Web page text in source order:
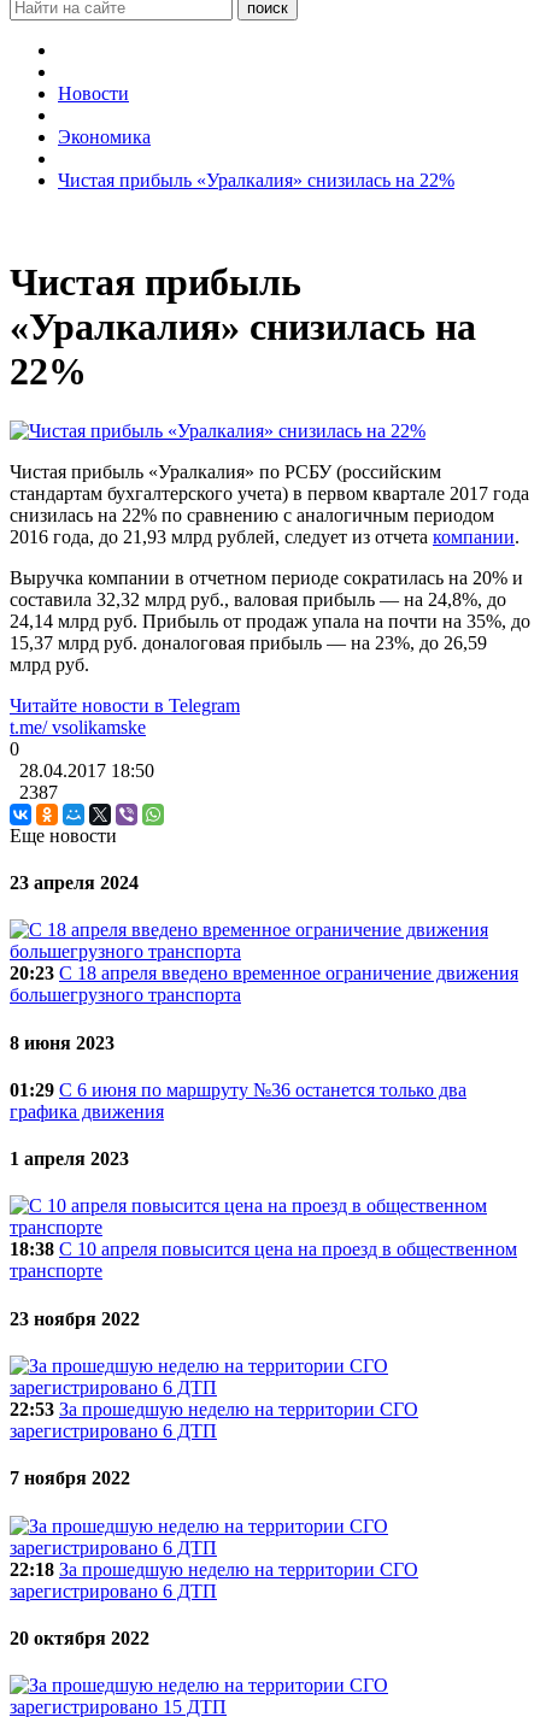
Новости
Экономика
Чистая прибыль «Уралкалия» снизилась на 22%
Чистая прибыль
«Уралкалия» снизилась на
22%
Чистая прибыль «Уралкалия» по РСБУ (российским
стандартам бухгалтерского учета) в первом квартале 2017 года
снизилась на 22% по сравнению с аналогичным периодом
2016 года, до 21,93 млрд рублей, следует из отчета компании.
Выручка компании в отчетном периоде сократилась на 20% и
составила 32,32 млрд руб., валовая прибыль — на 24,8%, до
24,14 млрд руб. Прибыль от продаж упала на почти на 35%, до
15,37 млрд руб. доналоговая прибыль — на 23%, до 26,59
млрд руб.
Читайте новости в Telegram
t.me/vsolikamske
0
28.04.2017 18:50
2387
Еще новости
23 апреля 2024
20:23 C 18 апреля введено временное ограничение движения
большегрузного транспорта
8 июня 2023
01:29 С 6 июня по маршруту №36 останется только два
графика движения
1 апреля 2023
18:38 С 10 апреля повысится цена на проезд в общественном
транспорте
23 ноября 2022
22:53 За прошедшую неделю на территории СГО
зарегистрировано 6 ДТП
7 ноября 2022
22:18 За прошедшую неделю на территории СГО
зарегистрировано 6 ДТП
20 октября 2022